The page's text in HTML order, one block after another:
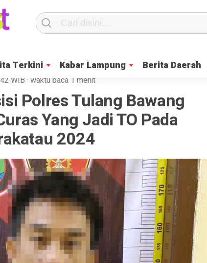
Terkini Kabar Lampung Berita Daerah
WIB · waktu baca 1 menit
Polres Tulang Bawang
Yang Jadi TO Pada
2024